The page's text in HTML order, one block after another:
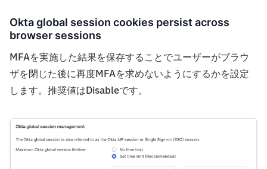
Okta global session cookies persist across
browser sessions
MFAを実施した結果を保存することでユーザーがブラウ
ザを閉じた後に再度MFAを求めないようにするかを設定
します。推奨値はDisableです。